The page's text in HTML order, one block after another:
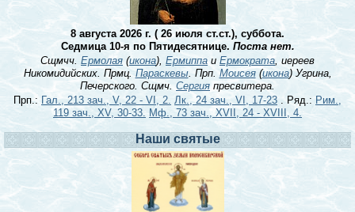
8 августа 2026 г. ( 26 июля ст.ст.), суббота.
Седмица 10-я по Пятидесятнице. Поста нет.
Сщмчч. Ермолая (икона), Ермиппаи Ермократа, иереев
Никомидийских. Прмц.Параскевы. Прп. Моисея(икона) Угрина,
Печерского. Сщмч. Сергия пресвитера.
Прп.: Гал., 213 зач., V, 22 - VI, 2. Лк., 24 зач., VI, 17-23 . Ряд.: Рим.,
119 зач., XV, 30-33. Мф., 73 зач., XVII, 24 - XVIII, 4.
Наши святые